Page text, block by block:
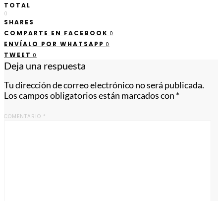
TOTAL
0
SHARES
COMPARTE EN FACEBOOK 0
ENVÍALO POR WHATSAPP 0
TWEET 0
Deja una respuesta
Tu dirección de correo electrónico no será publicada.
Los campos obligatorios están marcados con *
COMENTARIO *